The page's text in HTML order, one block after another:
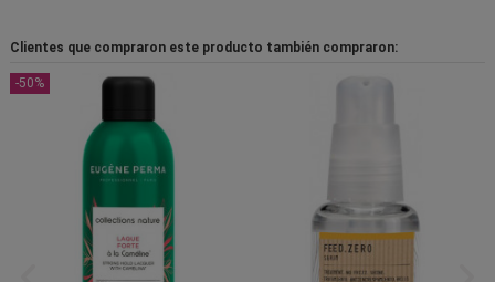
Clientes que compraron este producto también compraron:
-50%